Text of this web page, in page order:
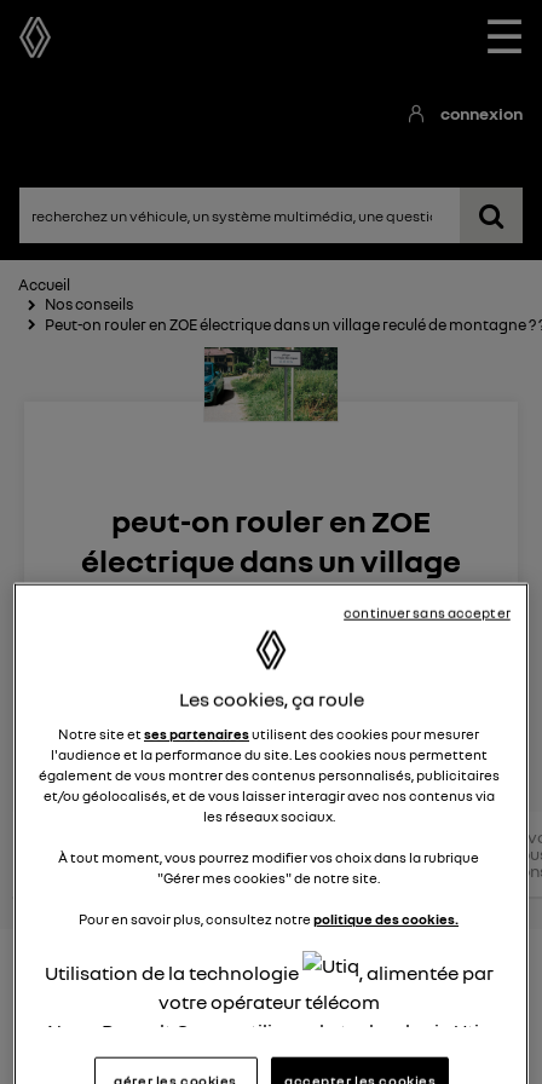
☰
connexion
Accueil
Nos conseils
Peut-on rouler en ZOE électrique dans un village reculé de montagne ?
peut-on rouler en ZOE
électrique dans un village
reculé de montagne ? ?
21 décembre 2022
Zoe E-Tech électrique
posez une question
Tech
électriques
RENAULT
électriques
Renault
Peut-on rouler en ZOE électrique
dans un village reculé de
montagne ?
Les cookies, ça roule
Notre site etses partenairesutilisent des cookies pour mesurer
l'audience et la performance du site. Les cookies nous permettent
également de vous montrer des contenus personnalisés, publicitaires
et/ou géolocalisés, et de vous laisser interagir avec nos contenus via
les réseaux sociaux.
À tout moment, vous pourrez modifier vos choix dans la rubrique
"Gérer mes cookies" de notre site.
Pour en savoir plus, consultez notrepolitique des cookies.
Utilisation de la technologie
, alimentée par
votre opérateur télécom
Nous, Renault Group, utilisons la technologie Utiq
pour nos activités digitales (telles que décrites
continuer sans accepter